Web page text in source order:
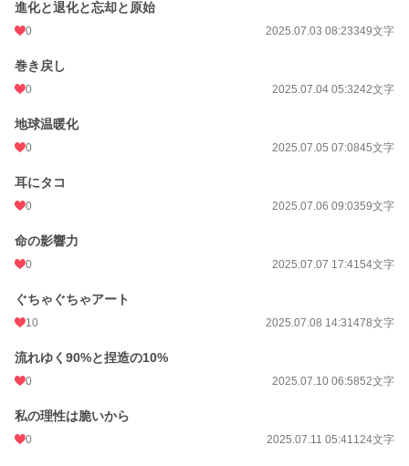
進化と退化と忘却と原始
0 2025.07.03 08:23349文字
巻き戻し
0 2025.07.04 05:3242文字
地球温暖化
0 2025.07.05 07:0845文字
耳にタコ
0 2025.07.06 09:0359文字
命の影響力
0 2025.07.07 17:4154文字
ぐちゃぐちゃアート
10 2025.07.08 14:31478文字
流れゆく90%と捏造の10%
0 2025.07.10 06:5852文字
私の理性は脆いから
0 2025.07.11 05:41124文字